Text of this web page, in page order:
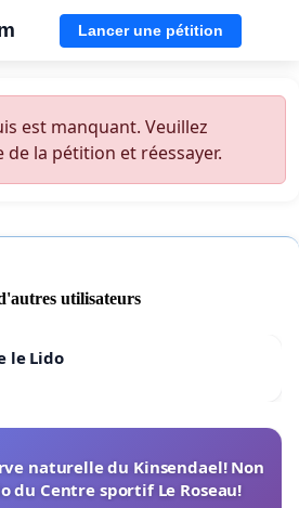
Lancer une pétition
est manquant. Veuillez
la pétition et réessayer.
utilisateurs
le Lido
naturelle du Kinsendael! Non
du Centre sportif Le Roseau!